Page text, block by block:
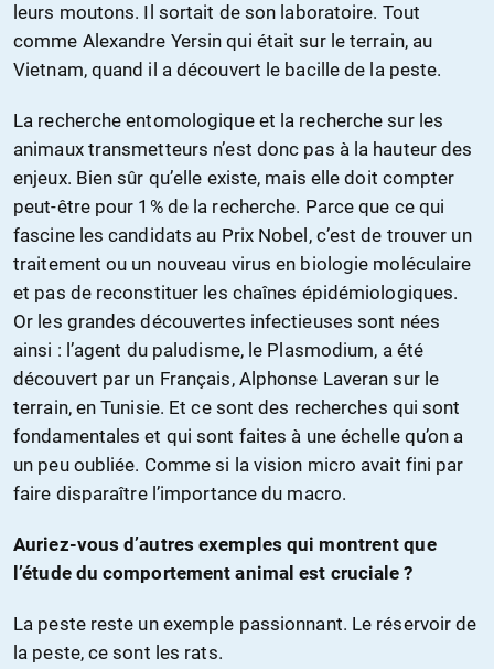
leurs moutons. Il sortait de son laboratoire. Tout
comme Alexandre Yersin qui était sur le terrain, au
Vietnam, quand il a découvert le bacille de la peste.
La recherche entomologique et la recherche sur les
animaux transmetteurs n’est donc pas à la hauteur des
enjeux. Bien sûr qu’elle existe, mais elle doit compter
peut-être pour 1% de la recherche. Parce que ce qui
fascine les candidats au Prix Nobel, c’est de trouver un
traitement ou un nouveau virus en biologie moléculaire
et pas de reconstituer les chaînes épidémiologiques.
Or les grandes découvertes infectieuses sont nées
ainsi : l’agent du paludisme, le Plasmodium, a été
découvert par un Français, Alphonse Laveran sur le
terrain, en Tunisie. Et ce sont des recherches qui sont
fondamentales et qui sont faites à une échelle qu’on a
un peu oubliée. Comme si la vision micro avait fini par
faire disparaître l’importance du macro.
Auriez-vous d’autres exemples qui montrent que
l’étude du comportement animal est cruciale ?
La peste reste un exemple passionnant. Le réservoir de
la peste, ce sont les rats.